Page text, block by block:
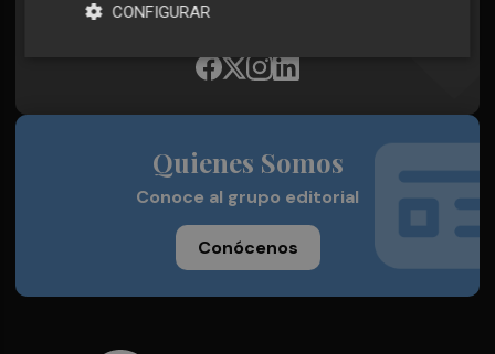
Plaza Podcast, desde cualquier medio
Quienes Somos
Conoce al grupo editorial
Conócenos
CONFIGURAR